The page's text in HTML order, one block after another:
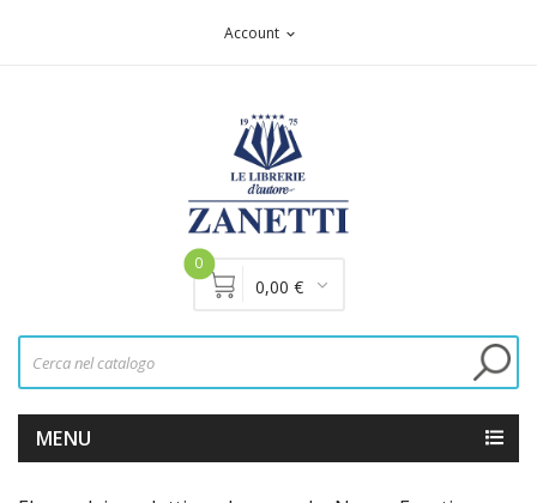
Account expand_more
0
0,00 €
MENU